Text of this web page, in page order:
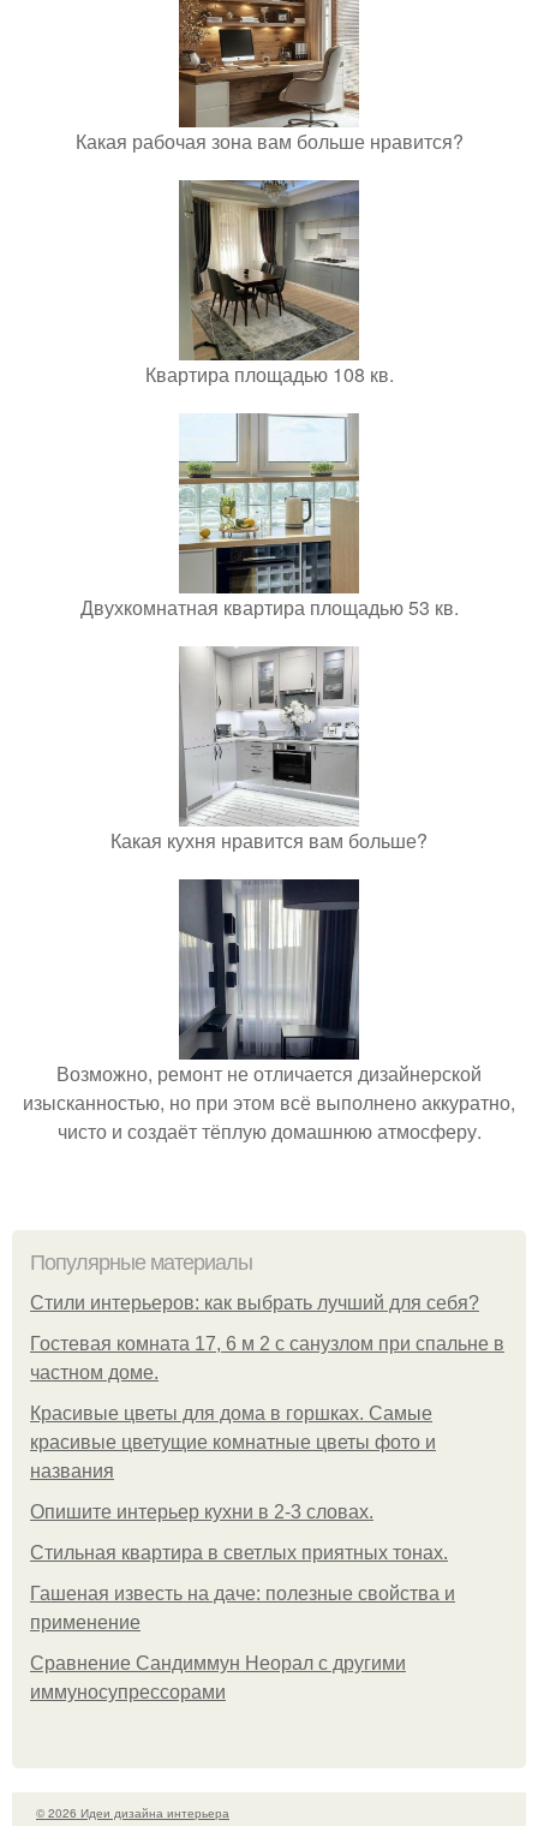
Какая рабочая зона вам больше нравится?
Квартира площадью 108 кв.
Двухкомнатная квартира площадью 53 кв.
Какая кухня нравится вам больше?
Возможно, ремонт не отличается дизайнерской
изысканностью, но при этом всё выполнено аккуратно,
чисто и создаёт тёплую домашнюю атмосферу.
Популярные материалы
Стили интерьеров: как выбрать лучший для себя?
Гостевая комната 17, 6 м 2 с санузлом при спальне в
частном доме.
Красивые цветы для дома в горшках. Самые
красивые цветущие комнатные цветы фото и
названия
Опишите интерьер кухни в 2-3 словах.
Стильная квартира в светлых приятных тонах.
Гашеная известь на даче: полезные свойства и
применение
Сравнение Сандиммун Неорал с другими
иммуносупрессорами
© 2026 Идеи дизайна интерьера